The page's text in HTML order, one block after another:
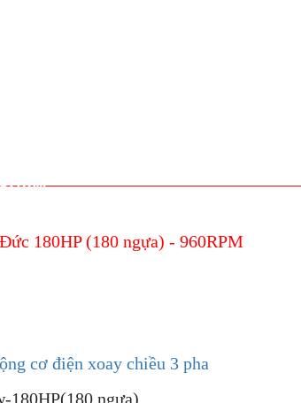
180HP (180 ngựa) - 960RPM
cơ điện xoay chiều 3 pha
180HP(180 ngựa)